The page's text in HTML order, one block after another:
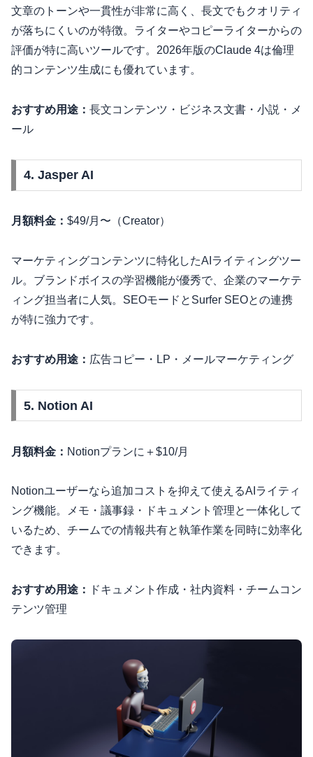
文章のトーンや一貫性が非常に高く、長文でもクオリティ
が落ちにくいのが特徴。ライターやコピーライターからの
評価が特に高いツールです。2026年版のClaude 4は倫理
的コンテンツ生成にも優れています。
おすすめ用途： 長文コンテンツ・ビジネス文書・小説・メ
ール
4. Jasper AI
月額料金： $49/月〜（Creator）
マーケティングコンテンツに特化したAIライティングツー
ル。ブランドボイスの学習機能が優秀で、企業のマーケテ
ィング担当者に人気。SEOモードとSurfer SEOとの連携
が特に強力です。
おすすめ用途： 広告コピー・LP・メールマーケティング
5. Notion AI
月額料金： Notionプランに＋$10/月
Notionユーザーなら追加コストを抑えて使えるAIライティ
ング機能。メモ・議事録・ドキュメント管理と一体化して
いるため、チームでの情報共有と執筆作業を同時に効率化
できます。
おすすめ用途：
ドキュメント作成・社内資料・チームコン
テンツ管理